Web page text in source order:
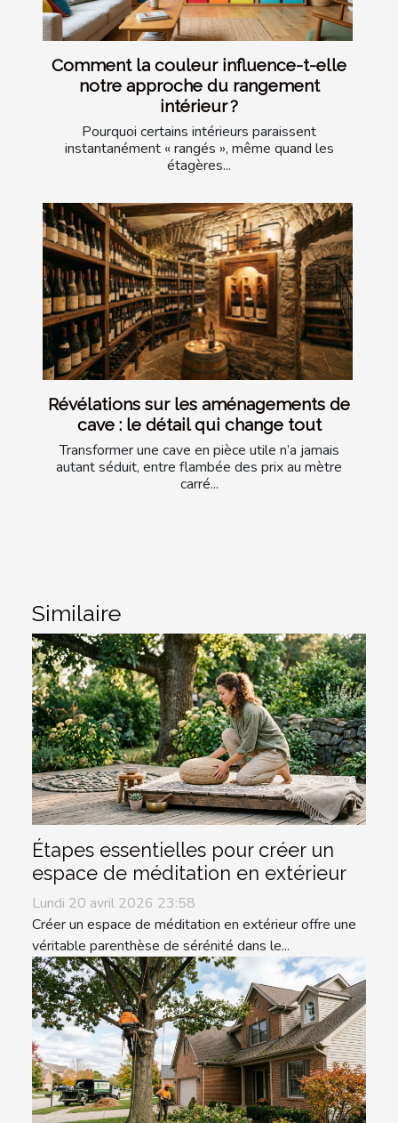
Comment la couleur influence-t-elle
notre approche du rangement
intérieur ?
Pourquoi certains intérieurs paraissent
instantanément « rangés », même quand les
étagères...
Révélations sur les aménagements de
cave : le détail qui change tout
Transformer une cave en pièce utile n’a jamais
autant séduit, entre flambée des prix au mètre
carré...
Similaire
Étapes essentielles pour créer un
espace de méditation en extérieur
Lundi 20 avril 2026 23:58
Créer un espace de méditation en extérieur offre une
véritable parenthèse de sérénité dans le...